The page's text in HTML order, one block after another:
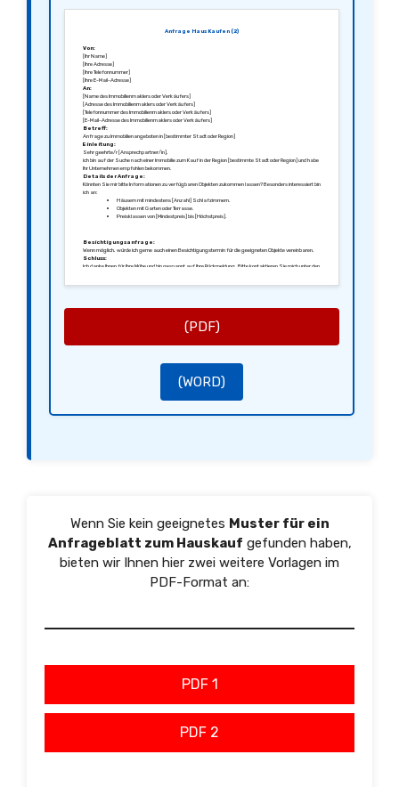
Anfrage Haus Kaufen (2)
Von:
[Ihr Name]
[Ihre Adresse]
[Ihre Telefonnummer]
[Ihre E-Mail-Adresse]
An:
[Name des Immobilienmaklers oder Verkäufers]
[Adresse des Immobilienmaklers oder Verkäufers]
[Telefonnummer des Immobilienmaklers oder Verkäufers]
[E-Mail-Adresse des Immobilienmaklers oder Verkäufers]
Betreff:
Anfrage zu Immobilienangeboten in [bestimmter Stadt oder Region]
Einleitung:
Sehr geehrte/r [Ansprechpartner/in],
ich bin auf der Suche nach einer Immobilie zum Kauf in der Region [bestimmte Stadt oder Region] und habe
Ihr Unternehmen empfohlen bekommen.
Details der Anfrage:
Könnten Sie mir bitte Informationen zu verfügbaren Objekten zukommen lassen? Besonders interessiert bin
ich an:
Häusern mit mindestens [Anzahl] Schlafzimmern.
Objekten mit Garten oder Terrasse.
Preisklassen von [Mindestpreis] bis [Höchstpreis].
Besichtigungsanfrage:
Wenn möglich, würde ich gerne auch einen Besichtigungstermin für die geeigneten Objekte vereinbaren.
Schluss:
Ich danke Ihnen für Ihre Mühe und bin gespannt auf Ihre Rückmeldung. Bitte kontaktieren Sie mich unter den
(PDF)
(WORD)
Wenn Sie kein geeignetes Muster für ein
Anfrageblatt zum Hauskauf gefunden haben,
bieten wir Ihnen hier zwei weitere Vorlagen im
PDF-Format an:
PDF 1
PDF 2